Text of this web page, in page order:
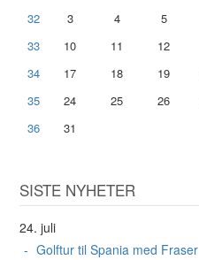
32
3 4 5
33
10 11 12
34
17 18 19
35
24 25 26
36
31
SISTE NYHETER
24. juli
Golftur til Spania med Fraser